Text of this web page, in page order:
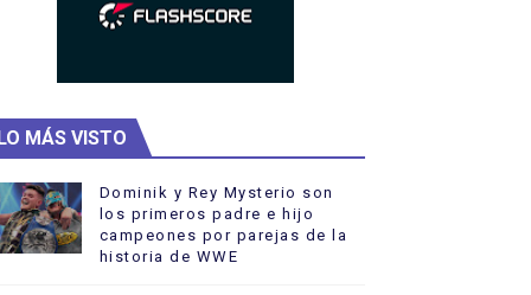
MÁS VISTO
Dominik y Rey Mysterio son
los primeros padre e hijo
campeones por parejas de la
historia de WWE